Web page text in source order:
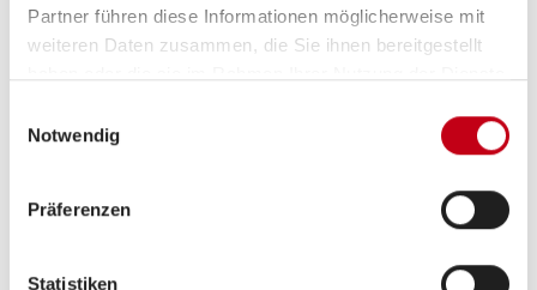
Partner führen diese Informationen möglicherweise mit
weiteren Daten zusammen, die Sie ihnen bereitgestellt
Notwendig
Präferenzen
Statistiken
Tempomat